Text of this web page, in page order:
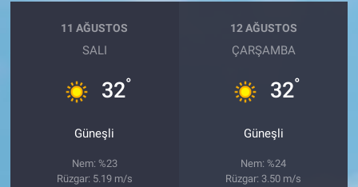
11 AĞUSTOS
SALI
32°
Güneşli
Nem: %23
Rüzgar: 5.19 m/s
12 AĞUSTOS
ÇARŞAMBA
32°
Güneşli
Nem: %24
Rüzgar: 3.50 m/s